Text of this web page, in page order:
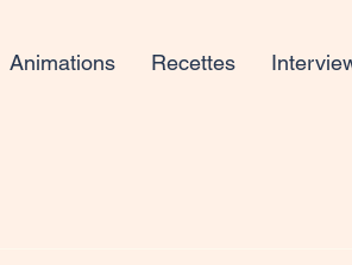
Animations Recettes